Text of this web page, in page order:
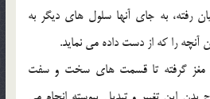
رفته، به جاي آنها سلول هاي ديگر به
آنچه را كه از دست داده مي نمايد.
مغز گرفته تا قسمت هاي سخت و سفت